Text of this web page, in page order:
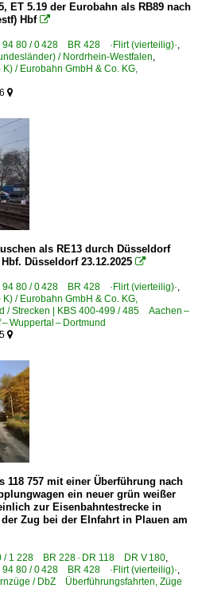
Express·
Express·
Express·
Bahn·
Bahn·
- Lünen - Münster·
Bahn·
Bahn·
und Regional-Express-Züge
ET 5.19 der Eurobahn als RB89 nach
Hbf 
94 80 / 0 428 BR 428 ·Flirt (vierteilig)·,
/ Nordrhein-Westfalen,
/ Eurobahn GmbH & Co. KG,

als RE13 durch Düsseldorf
Düsseldorf 23.12.2025 
94 80 / 0 428 BR 428 ·Flirt (vierteilig)·,
/ Eurobahn GmbH & Co. KG,
/ Strecken | KBS 400-499 / 485 Aachen –
Wuppertal – Dortmund

118 757 mit einer Überführung nach
ein neuer grün weißer
zur Eisenbahntestrecke in
Zug bei der EInfahrt in Plauen am
/ 1 228 BR 228 · DR 118 DR V 180,
94 80 / 0 428 BR 428 ·Flirt (vierteilig)·,
/ DbZ Überführungsfahrten, Züge